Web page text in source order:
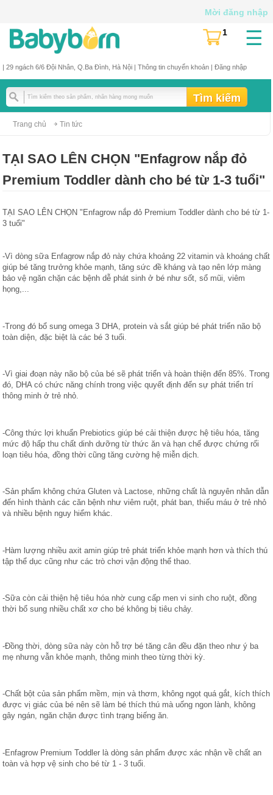
| 29 ngách 6/6 Đội Nhân, Q.Ba Đình, Hà Nội | Thông tin chuyển khoản| Đăng nhập
☰
(
1
Mời đăng nhập
Trang chủ Tin tức
TẠI SAO LÊN CHỌN "Enfagrow nắp đỏ
Premium Toddler dành cho bé từ 1-3 tuổi"
TẠI SAO LÊN CHỌN "Enfagrow nắp đỏ Premium Toddler dành cho bé từ 1-
3 tuổi"
-Vì dòng sữa Enfagrow nắp đỏ này chứa khoảng 22 vitamin và khoáng chất
giúp bé tăng trưởng khỏe mạnh, tăng sức đề kháng và tạo nên lớp màng
bảo vệ ngăn chặn các bệnh dễ phát sinh ở bé như sốt, sổ mũi, viêm
họng,...
-Trong đó bổ sung omega 3 DHA, protein và sắt giúp bé phát triển não bộ
toàn diện, đặc biệt là các bé 3 tuổi.
-Vì giai đoạn này não bộ của bé sẽ phát triển và hoàn thiện đến 85%. Trong
đó, DHA có chức năng chính trong việc quyết định đến sự phát triển trí
thông minh ở trẻ nhỏ.
-Công thức lợi khuẩn Prebiotics giúp bé cải thiện được hệ tiêu hóa, tăng
mức độ hấp thu chất dinh dưỡng từ thức ăn và hạn chế được chứng rối
loạn tiêu hóa, đồng thời cũng tăng cường hệ miễn dịch.
-Sản phẩm không chứa Gluten và Lactose, những chất là nguyên nhân dẫn
đến hình thành các căn bệnh như viêm ruột, phát ban, thiếu máu ở trẻ nhỏ
và nhiều bệnh nguy hiểm khác.
-Hàm lượng nhiều axit amin giúp trẻ phát triển khỏe mạnh hơn và thích thú
tập thể dục cũng như các trò chơi vận động thể thao.
-Sữa còn cải thiện hệ tiêu hóa nhờ cung cấp men vi sinh cho ruột, đồng
thời bổ sung nhiều chất xơ cho bé không bị tiêu chảy.
-Đồng thời, dòng sữa này còn hỗ trợ bé tăng cân đều đặn theo như ý ba
mẹ nhưng vẫn khỏe mạnh, thông minh theo từng thời kỳ.
-Chất bột của sản phẩm mềm, mịn và thơm, không ngọt quá gắt, kích thích
được vị giác của bé nên sẽ làm bé thích thú mà uống ngon lành, không
gây ngán, ngăn chặn được tình trạng biếng ăn.
-Enfagrow Premium Toddler là dòng sản phẩm được xác nhận về chất an
toàn và hợp vệ sinh cho bé từ 1 - 3 tuổi.